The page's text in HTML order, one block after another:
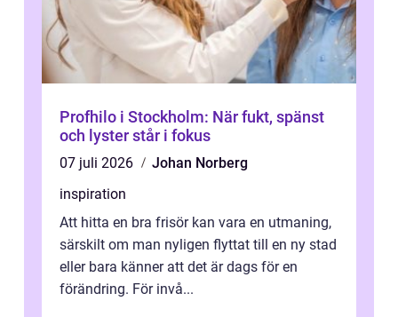
Profhilo i Stockholm: När fukt, spänst
och lyster står i fokus
07 juli 2026
Johan Norberg
inspiration
Att hitta en bra frisör kan vara en utmaning,
särskilt om man nyligen flyttat till en ny stad
eller bara känner att det är dags för en
förändring. För invå...